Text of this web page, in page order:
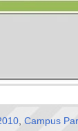
, Campus